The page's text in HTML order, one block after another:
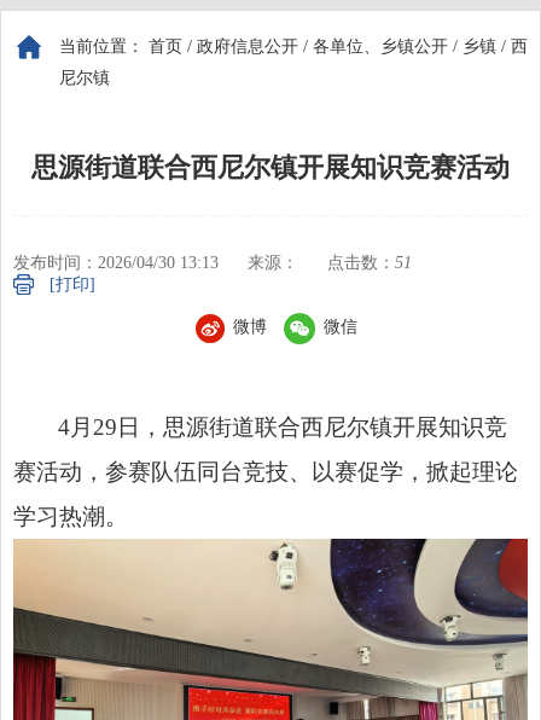
当前位置： 首页 / 政府信息公开 / 各单位、乡镇公开 / 乡镇 / 西
尼尔镇
思源街道联合西尼尔镇开展知识竞赛活动
发布时间：2026/04/30 13:13 来源： 点击数： 51
[打印]
微博 微信
4月29日，思源街道联合西尼尔镇开展知识竞
赛活动，参赛队伍同台竞技、以赛促学，掀起理论
学习热潮。